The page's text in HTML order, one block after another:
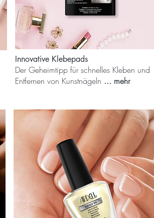
Innovative Klebepads
Der Geheimtipp für schnelles Kleben und
Entfernen von Kunstnägeln ... mehr